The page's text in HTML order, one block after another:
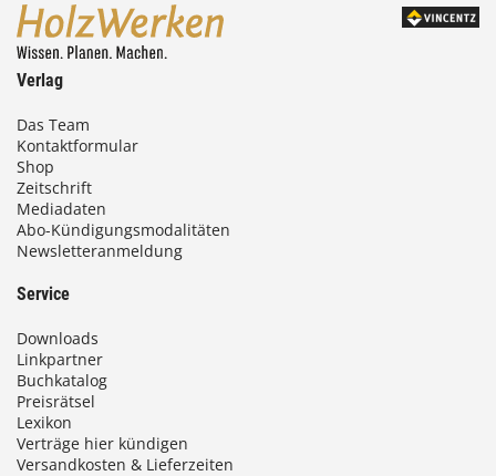
Verlag
Das Team
Kontaktformular
Shop
Zeitschrift
Mediadaten
Abo-Kündigungsmodalitäten
Newsletteranmeldung
Service
Downloads
Linkpartner
Buchkatalog
Preisrätsel
Lexikon
Verträge hier kündigen
Versandkosten & Lieferzeiten